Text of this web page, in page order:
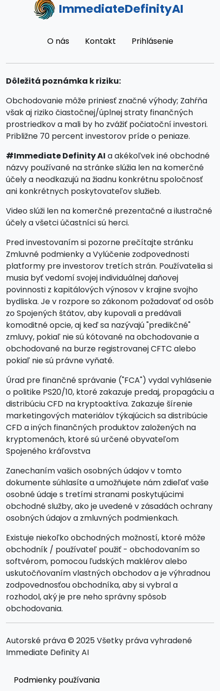
ImmediateDefinityAI
O nás Kontakt Prihlásenie
Dôležitá poznámka k riziku:
Obchodovanie môže priniesť značné výhody; Zahŕňa
však aj riziko čiastočnej/úplnej straty finančných
prostriedkov a mali by ho zvážiť počiatoční investori.
Približne 70 percent investorov príde o peniaze.
#Immediate Definity AI a akékoľvek iné obchodné
názvy používané na stránke slúžia len na komerčné
účely a neodkazujú na žiadnu konkrétnu spoločnosť
ani konkrétnych poskytovateľov služieb.
Video slúži len na komerčné prezentačné a ilustračné
účely a všetci účastníci sú herci.
Pred investovaním si pozorne prečítajte stránku
Zmluvné podmienky a Vylúčenie zodpovednosti
platformy pre investorov tretích strán. Používatelia si
musia byť vedomí svojej individuálnej daňovej
povinnosti z kapitálových výnosov v krajine svojho
bydliska. Je v rozpore so zákonom požadovať od osôb
zo Spojených štátov, aby kupovali a predávali
komoditné opcie, aj keď sa nazývajú "predikčné"
zmluvy, pokiaľ nie sú kótované na obchodovanie a
obchodované na burze registrovanej CFTC alebo
pokiaľ nie sú právne vyňaté.
Úrad pre finančné správanie ("FCA") vydal vyhlásenie
o politike PS20/10, ktoré zakazuje predaj, propagáciu a
distribúciu CFD na kryptoaktíva. Zakazuje šírenie
marketingových materiálov týkajúcich sa distribúcie
CFD a iných finančných produktov založených na
kryptomenách, ktoré sú určené obyvateľom
Spojeného kráľovstva
Zanechaním vašich osobných údajov v tomto
dokumente súhlasíte a umožňujete nám zdieľať vaše
osobné údaje s tretími stranami poskytujúcimi
obchodné služby, ako je uvedené v zásadách ochrany
osobných údajov a zmluvných podmienkach.
Existuje niekoľko obchodných možností, ktoré môže
obchodník / používateľ použiť - obchodovaním so
softvérom, pomocou ľudských maklérov alebo
uskutočňovaním vlastných obchodov a je výhradnou
zodpovednosťou obchodníka, aby si vybral a
rozhodol, aký je pre neho správny spôsob
obchodovania.
Autorské práva © 2025 Všetky práva vyhradené
Immediate Definity AI
Podmienky používania